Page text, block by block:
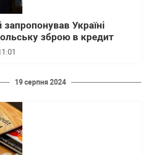
запропонував Україні
зброю в кредит
19 серпня 2024